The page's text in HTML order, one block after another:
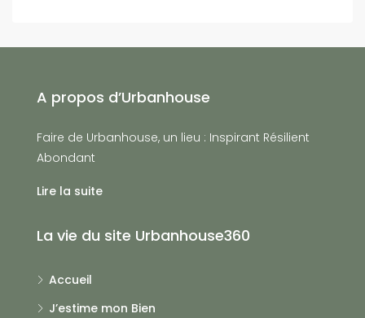
A propos d’Urbanhouse
Faire de Urbanhouse, un lieu : Inspirant Résilient
Abondant
Lire la suite
La vie du site Urbanhouse360
Accueil
J’estime mon Bien